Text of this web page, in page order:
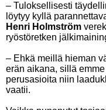
– Tuloksellisesti
löytyy kyllä
Henri Holmström
ryöstöretken
– Ehkä meillä hieman
erän aikana, sillä
perusasioita niin
vaatii.